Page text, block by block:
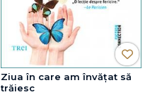
Ziua în care am învățat să
trăiesc